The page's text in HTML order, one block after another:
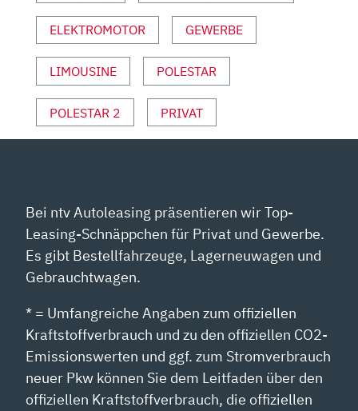
ELEKTROMOTOR GEWERBE
LIMOUSINE POLESTAR
POLESTAR 2 PRIVAT
Bei ntv Autoleasing präsentieren wir Top-
Leasing-Schnäppchen für Privat und Gewerbe.
Es gibt Bestellfahrzeuge, Lagerneuwagen und
Gebrauchtwagen.
* = Umfangreiche Angaben zum offiziellen
Kraftstoffverbrauch und zu den offiziellen CO2-
Emissionswerten und ggf. zum Stromverbrauch
neuer Pkw können Sie dem Leitfaden über den
offiziellen Kraftstoffverbrauch, die offiziellen